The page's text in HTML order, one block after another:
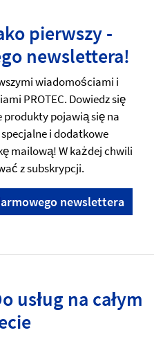
pierwszy -
newslettera!
wiadomościami i
PROTEC. Dowiedz się
produkty pojawią się na
i dodatkowe
mailową! W każdej chwili
z subskrypcji.
newslettera
usług na całym